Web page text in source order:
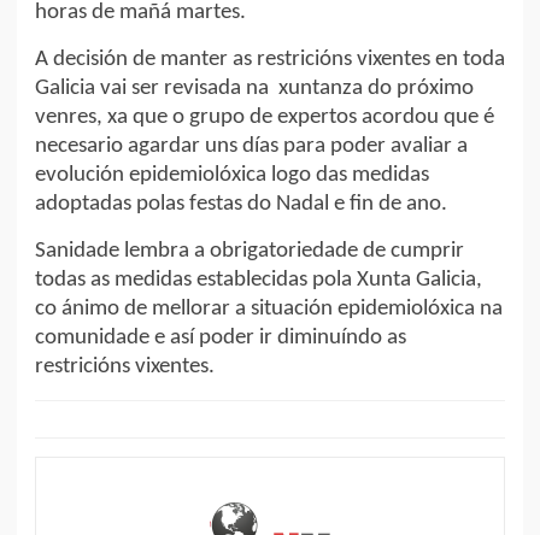
horas de mañá martes.
A decisión de manter as restricións vixentes en toda
Galicia vai ser revisada na xuntanza do próximo
venres, xa que o grupo de expertos acordou que é
necesario agardar uns días para poder avaliar a
evolución epidemiolóxica logo das medidas
adoptadas polas festas do Nadal e fin de ano.
Sanidade lembra a obrigatoriedade de cumprir
todas as medidas establecidas pola Xunta Galicia,
co ánimo de mellorar a situación epidemiolóxica na
comunidade e así poder ir diminuíndo as
restricións vixentes.